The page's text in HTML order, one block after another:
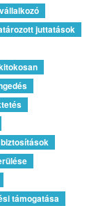
juttatások
támogatása